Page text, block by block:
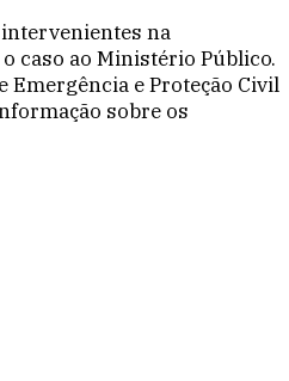
na
caso ao Ministério Público.
Emergência e Proteção Civil
sobre os